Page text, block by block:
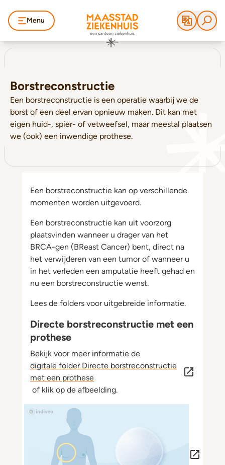
Menu
Borstreconstructie
Een borstreconstructie is een operatie waarbij we de
borst of een deel ervan opnieuw maken. Dit kan met
eigen huid-, spier- of vetweefsel, maar meestal plaatsen
we (ook) een inwendige prothese.
Een borstreconstructie kan op verschillende
momenten worden uitgevoerd.
Een borstreconstructie kan uit voorzorg
plaatsvinden wanneer u drager van het
BRCA-gen (BReast Cancer) bent, direct na
het verwijderen van een tumor of wanneer u
in het verleden een amputatie heeft gehad en
nu een borstreconstructie wenst.
Lees de folders voor uitgebreide informatie.
Directe borstreconstructie met een
prothese
Bekijk voor meer informatie de
digitale folder Directe borstreconstructie
met een prothese
of klik op de afbeelding.